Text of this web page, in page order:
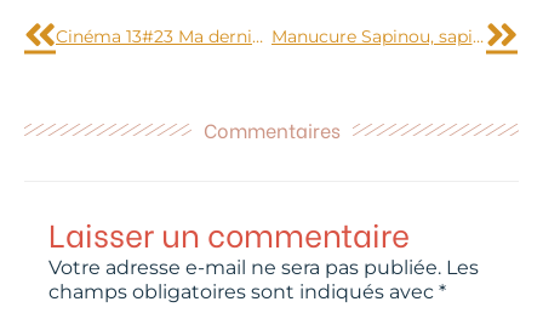
Cinéma 13#23 Ma dernière séance Manucure Sapinou, sapinou !
Commentaires
Laisser un commentaire
Votre adresse e-mail ne sera pas publiée. Les
champs obligatoires sont indiqués avec *